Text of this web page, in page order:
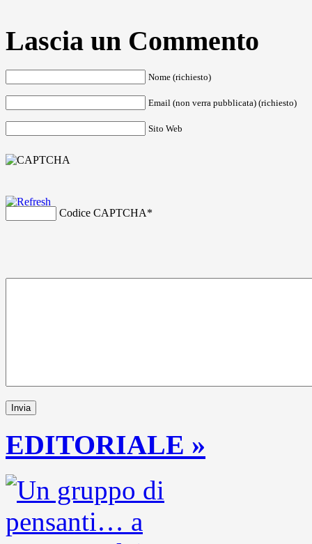
Lascia un Commento
Nome (richiesto)
Email (non verra pubblicata) (richiesto)
Sito Web
Codice CAPTCHA*
EDITORIALE »